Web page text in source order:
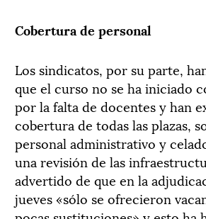
Cobertura de personal
Los sindicatos, por su parte,
que el curso no se ha iniciado
por la falta de docentes y han
cobertura de todas las plazas,
personal administrativo y
una revisión de las
advertido de que en la
jueves «sólo se ofrecieron